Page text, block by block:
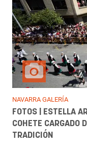
NAVARRA GALERÍA
FOTOS | ESTELLA
COHETE CARGADO
TRADICIÓN